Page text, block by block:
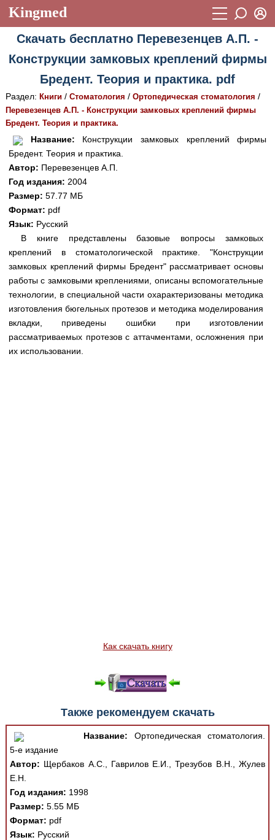
Kingmed
Учебный материал
Видеогалерея 899
Истории болезней 1268
Лекции и презентации 2474
Аккредитационные тесты
Методические рекомендации
Научно-популярное
Статьи
Новости (244)
Медицинская стандартизация
Нормативы экстренной и неотложной помощи
Нормы лабораторных и инструментальных
исследований
Восстановить пароль
Регистрация
Скачать бесплатно Перевезенцев А.П. -
Конструкции замковых креплений фирмы
Бредент. Теория и практика. pdf
Раздел: Книги/ Стоматология / Ортопедическая стоматология /
Перевезенцев А.П. - Конструкции замковых креплений фирмы
Бредент. Теория и практика.
Название: Конструкции замковых креплений фирмы
Бредент. Теория и практика.
Автор: Перевезенцев А.П.
Год издания: 2004
Размер: 57.77 МБ
Формат: pdf
Язык: Русский
В книге представлены базовые вопросы замковых
креплений в стоматологической практике. "Конструкции
замковых креплений фирмы Бредент" рассматривает основы
работы с замковыми креплениями, описаны вспомогательные
технологии, в специальной части охарактеризованы методика
изготовления бюгельных протезов и методика моделирования
вкладки, приведены ошибки при изготовлении
рассматриваемых протезов с аттачментами, осложнения при
их использовании.
Как скачать книгу
Также рекомендуем скачать
Название: Ортопедическая стоматология.
5-е издание
Автор: Щербаков А.С., Гаврилов Е.И., Трезубов В.Н., Жулев
Е.Н.
Год издания: 1998
Размер: 5.55 МБ
Формат: pdf
Язык: Русский